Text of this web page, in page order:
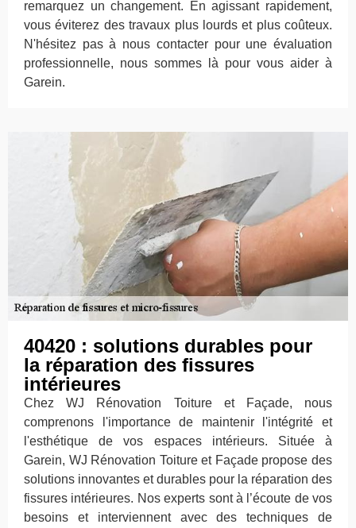
remarquez un changement. En agissant rapidement,
vous éviterez des travaux plus lourds et plus coûteux.
N'hésitez pas à nous contacter pour une évaluation
professionnelle, nous sommes là pour vous aider à
Garein.
40420 : solutions durables pour
la réparation des fissures
intérieures
Chez WJ Rénovation Toiture et Façade, nous
comprenons l'importance de maintenir l'intégrité et
l'esthétique de vos espaces intérieurs. Située à
Garein, WJ Rénovation Toiture et Façade propose des
solutions innovantes et durables pour la réparation des
fissures intérieures. Nos experts sont à l’écoute de vos
besoins et interviennent avec des techniques de